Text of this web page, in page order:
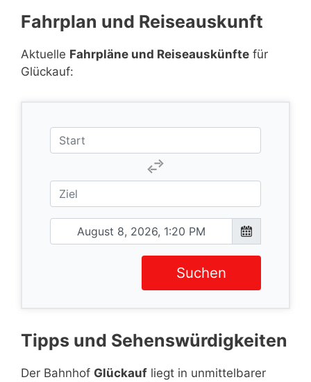
Fahrplan und Reiseauskunft
Aktuelle Fahrpläne und Reiseauskünfte für
Glückauf:
Suchen
Tipps und Sehenswürdigkeiten
Der Bahnhof Glückauf liegt in unmittelbarer